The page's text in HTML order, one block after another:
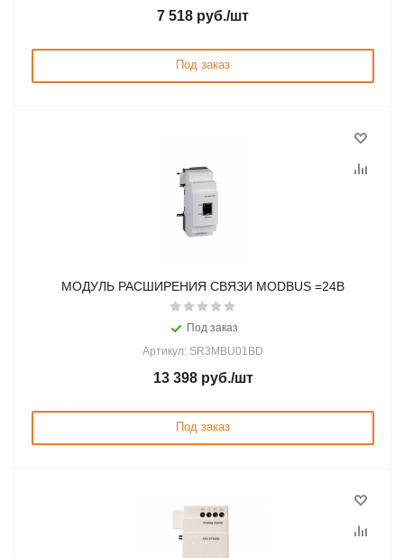
7 518 руб./шт
Под заказ
МОДУЛЬ РАСШИРЕНИЯ СВЯЗИ MODBUS =24В
Под заказ
Артикул: SR3MBU01BD
13 398руб./шт
Под заказ